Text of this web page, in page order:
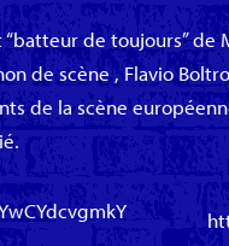
“batteur de toujours”
de scène , Flavio
de la scène